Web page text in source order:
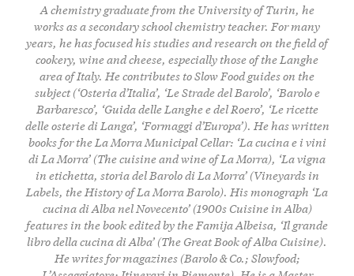
A chemistry graduate from the University of Turin, he
works as a secondary school chemistry teacher. For many
years, he has focused his studies and research on the field of
cookery, wine and cheese, especially those of the Langhe
area of Italy. He contributes to Slow Food guides on the
subject (‘Osteria d’Italia’, ‘Le Strade del Barolo’, ‘Barolo e
Barbaresco’, ‘Guida delle Langhe e del Roero’, ‘Le ricette
delle osterie di Langa’, ‘Formaggi d’Europa’). He has written
books for the La Morra Municipal Cellar: ‘La cucina e i vini
di La Morra’ (The cuisine and wine of La Morra), ‘La vigna
in etichetta, storia del Barolo di La Morra’ (Vineyards in
Labels, the History of La Morra Barolo). His monograph ‘La
cucina di Alba nel Novecento’ (1900s Cuisine in Alba)
features in the book edited by the Famija Albeisa, ‘Il grande
libro della cucina di Alba’ (The Great Book of Alba Cuisine).
He writes for magazines (Barolo & Co.; Slowfood;